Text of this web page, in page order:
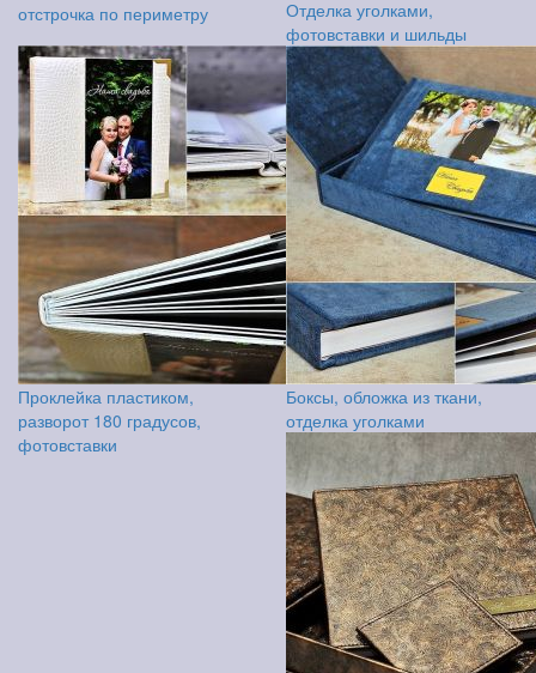
отстрочка по периметру
Отделка уголками,
фотовставки и шильды
Проклейка пластиком,
разворот 180 градусов,
фотовставки
Боксы, обложка из ткани,
отделка уголками